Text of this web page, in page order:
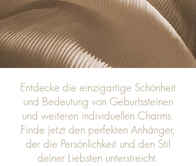
Entdecke die einzigartige Schönheit
und Bedeutung von Geburtssteinen
und weiteren individuellen Charms.
Finde jetzt den perfekten Anhänger,
der die Persönlichkeit und den Stil
deiner Liebsten unterstreicht.